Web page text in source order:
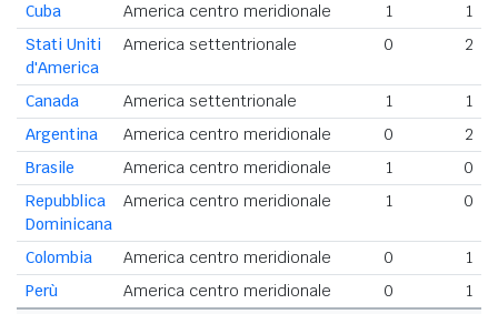
Cuba America centro meridionale 1
1
Stati Uniti
d'America
America settentrionale 0 2
Canada America settentrionale 1
1
Argentina
America centro meridionale 0
2
Brasile
America centro meridionale 1
0
Repubblica
Dominicana
America centro meridionale 1 0
Colombia America centro meridionale 0
1
Perù
America centro meridionale 0
1